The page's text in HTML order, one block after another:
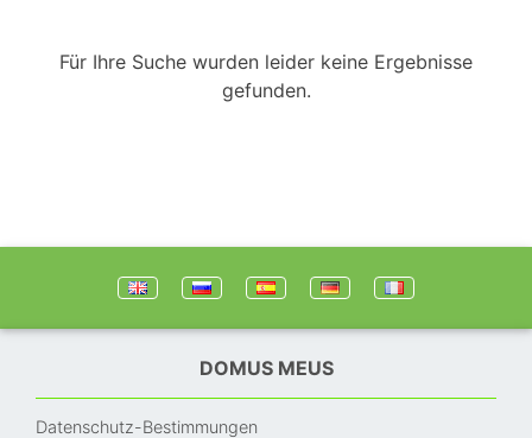
Für Ihre Suche wurden leider keine Ergebnisse
gefunden.
DOMUS MEUS
Datenschutz-Bestimmungen